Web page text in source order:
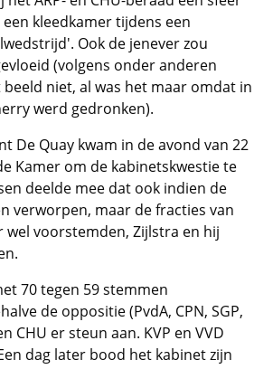
kleedkamer tijdens een
Ook de jenever zou
(volgens onder anderen
niet, al was het maar omdat in
werd gedronken).
De Quay kwam in de avond van 22
Kamer om de kabinetskwestie te
deelde mee dat ook indien de
verworpen, maar de fracties van
wel voorstemden, Zijlstra en hij
70 tegen 59 stemmen
de oppositie (PvdA, CPN, SGP,
CHU er steun aan. KVP en VVD
dag later bood het kabinet zijn